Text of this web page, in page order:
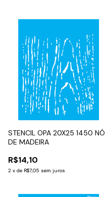
STENCIL OPA 20X25 1450 NÓ
DE MADEIRA
R$14,10
2 x de R$7,05 sem juros